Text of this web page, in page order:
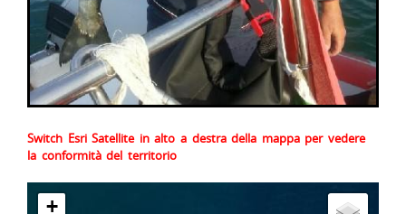
Switch Esri Satellite in alto a destra della mappa per vedere
la conformità del territorio
+